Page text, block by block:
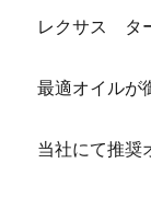
レクサス タ
最適オイルが
当社にて推奨